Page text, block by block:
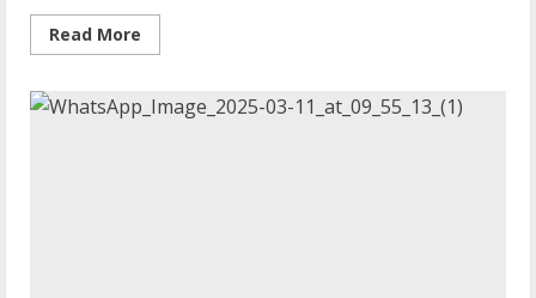
Read More
more
Raya
Tetapkan